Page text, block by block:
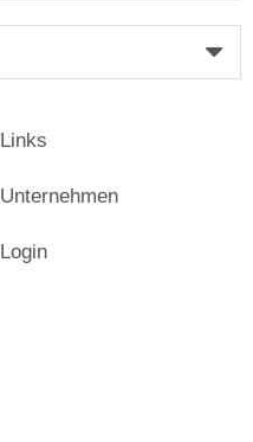
Links
Unternehmen
Login